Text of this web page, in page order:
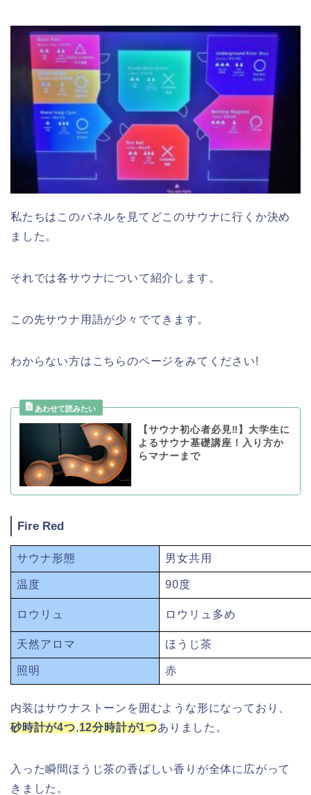
私たちはこのパネルを見てどこのサウナに行くか決め
ました。
それでは各サウナについて紹介します。
この先サウナ用語が少々でてきます。
わからない方はこちらのページをみてください!
【サウナ初心者必見‼】大学生に
よるサウナ基礎講座！入り方か
らマナーまで
Fire Red
サウナ形態 男女共用
温度 90度
ロウリュ ロウリュ多め
天然アロマ ほうじ茶
照明 赤
内装はサウナストーンを囲むような形になっており、
砂時計が4つ,12分時計が1つありました。
入った瞬間ほうじ茶の香ばしい香りが全体に広がって
きました。